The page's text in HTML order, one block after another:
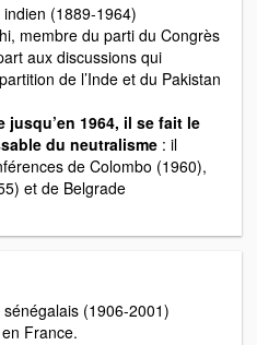
(1889-1964)
membre du parti du Congrès
aux discussions qui
de l’Inde et du Pakistan
jusqu’en 1964, il se fait le
du neutralisme : il
de Colombo (1960),
et de Belgrade
(1906-2001)
France.